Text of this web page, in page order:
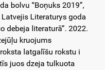
bolvu “Boņuks 2019”,
Literaturys goda
debeja literaturā”. 2022.
kruojums
latgalīšu rokstu i
juos dzeja tulkuota